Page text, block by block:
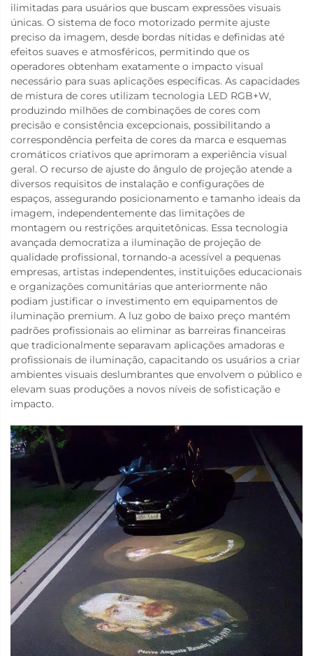
ilimitadas para usuários que buscam expressões visuais
únicas. O sistema de foco motorizado permite ajuste
preciso da imagem, desde bordas nítidas e definidas até
efeitos suaves e atmosféricos, permitindo que os
operadores obtenham exatamente o impacto visual
necessário para suas aplicações específicas. As capacidades
de mistura de cores utilizam tecnologia LED RGB+W,
produzindo milhões de combinações de cores com
precisão e consistência excepcionais, possibilitando a
correspondência perfeita de cores da marca e esquemas
cromáticos criativos que aprimoram a experiência visual
geral. O recurso de ajuste do ângulo de projeção atende a
diversos requisitos de instalação e configurações de
espaços, assegurando posicionamento e tamanho ideais da
imagem, independentemente das limitações de
montagem ou restrições arquitetônicas. Essa tecnologia
avançada democratiza a iluminação de projeção de
qualidade profissional, tornando-a acessível a pequenas
empresas, artistas independentes, instituições educacionais
e organizações comunitárias que anteriormente não
podiam justificar o investimento em equipamentos de
iluminação premium. A luz gobo de baixo preço mantém
padrões profissionais ao eliminar as barreiras financeiras
que tradicionalmente separavam aplicações amadoras e
profissionais de iluminação, capacitando os usuários a criar
ambientes visuais deslumbrantes que envolvem o público e
elevam suas produções a novos níveis de sofisticação e
impacto.